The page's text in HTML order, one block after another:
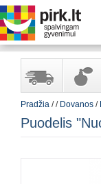
sandėlyje
ir
Pradžia // Dovanos /
Puodelis